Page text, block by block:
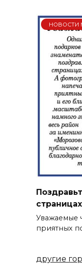
НОВОСТИ
Уважаемые
приятных
другие